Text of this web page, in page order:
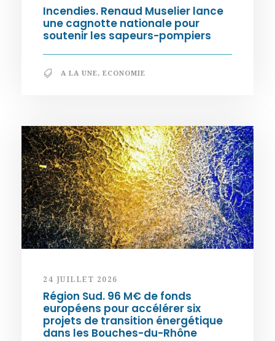
Incendies. Renaud Muselier lance
une cagnotte nationale pour
soutenir les sapeurs-pompiers
A LA UNE, ECONOMIE
24 JUILLET 2026
Région Sud. 96 M€ de fonds
européens pour accélérer six
projets de transition énergétique
dans les Bouches-du-Rhône